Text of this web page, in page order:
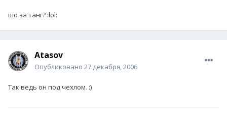
шо за танг? :lol:
Atasov
Опубликовано 27 декабря, 2006
Так ведь он под чехлом. :)